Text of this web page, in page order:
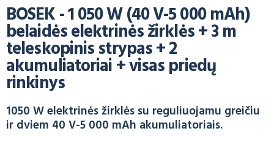
BOSEK - 1 050 W (40 V-5 000 mAh)
belaidės elektrinės žirklės + 3 m
teleskopinis strypas + 2
akumuliatoriai + visas priedų
rinkinys
1050 W elektrinės žirklės su reguliuojamu greičiu
ir dviem 40 V-5 000 mAh akumuliatoriais.